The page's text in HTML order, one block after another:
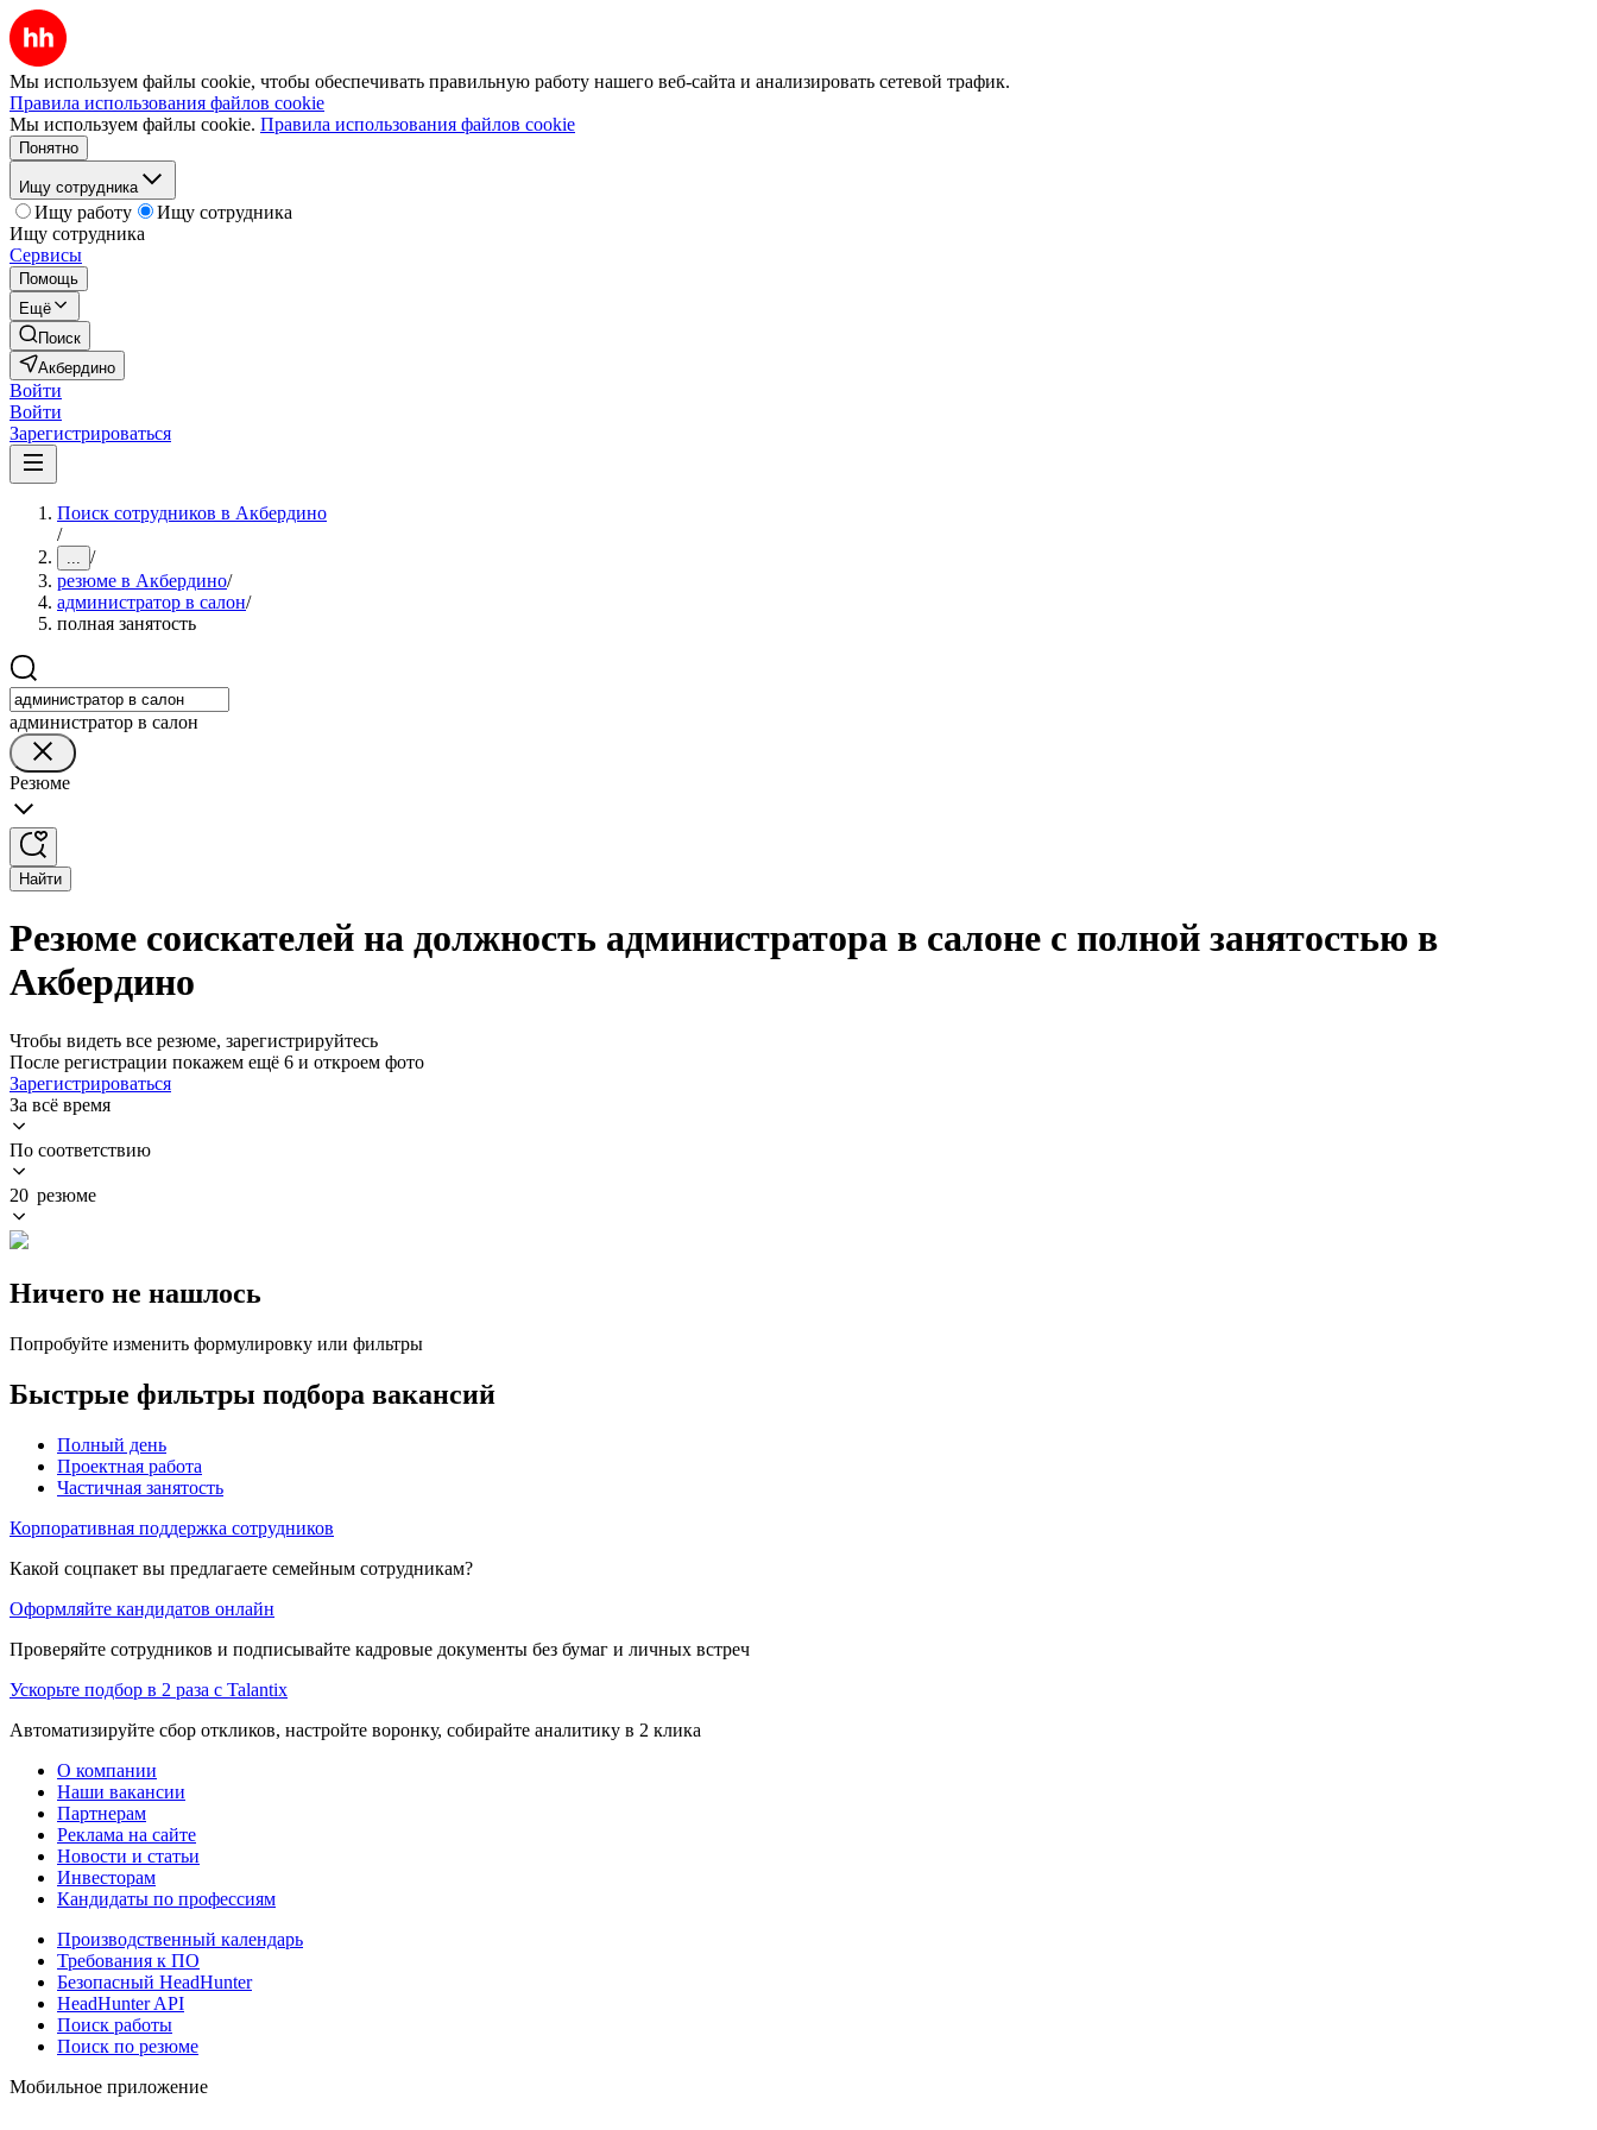
Мы используем файлы cookie, чтобы обеспечивать правильную работу нашего веб-сайта и анализировать сетевой трафик.
Правила использования файлов cookie
Мы используем файлы cookie. Правила использования файлов cookie
Понятно
Ищу сотрудника
Ищу работу
Ищу сотрудника
Ищу сотрудника
Сервисы
Помощь
Ещё
Поиск
Акбердино
Войти
Войти
Зарегистрироваться
Поиск сотрудников в Акбердино
/
... /
резюме в Акбердино/
администратор в салон/
полная занятость
администратор в салон
Резюме
Найти
Резюме соискателей на должность администратора в салоне с полной занятостью в
Акбердино
Чтобы видеть все резюме, зарегистрируйтесь
После регистрации покажем ещё 6 и откроем фото
Зарегистрироваться
За всё время
По соответствию
20 резюме
Ничего не нашлось
Попробуйте изменить формулировку или фильтры
Быстрые фильтры подбора вакансий
Полный день
Проектная работа
Частичная занятость
Корпоративная поддержка сотрудников
Какой соцпакет вы предлагаете семейным сотрудникам?
Оформляйте кандидатов онлайн
Проверяйте сотрудников и подписывайте кадровые документы без бумаг и личных встреч
Ускорьте подбор в 2 раза с Talantix
Автоматизируйте сбор откликов, настройте воронку, собирайте аналитику в 2 клика
О компании
Наши вакансии
Партнерам
Реклама на сайте
Новости и статьи
Инвесторам
Кандидаты по профессиям
Производственный календарь
Требования к ПО
Безопасный HeadHunter
HeadHunter API
Поиск работы
Поиск по резюме
Мобильное приложение